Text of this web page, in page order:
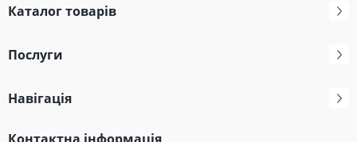
Каталог товарів
Послуги
Навігація